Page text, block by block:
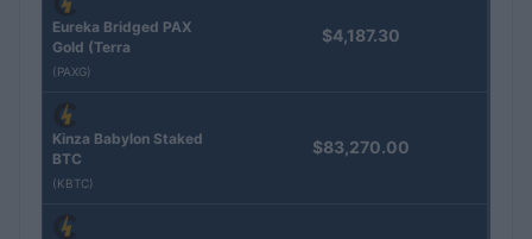
Eureka Bridged PAX
Gold (Terra
(PAXG)
$4,187.30
Kinza Babylon Staked
BTC
(KBTC)
$83,270.00